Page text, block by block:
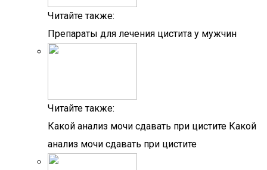
Читайте также:
Препараты для лечения цистита у мужчин
Читайте также:
Какой анализ мочи сдавать при цистите Какой
анализ мочи сдавать при цистите